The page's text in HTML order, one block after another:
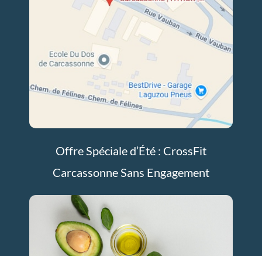
Offre Spéciale d’Été : CrossFit
Carcassonne Sans Engagement